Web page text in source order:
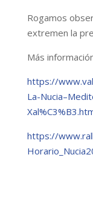
Rogamos
extremen la
Más
https://
La-
https://
Horario_